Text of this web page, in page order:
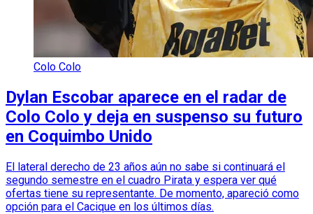
Colo Colo
Dylan Escobar aparece en el radar de
Colo Colo y deja en suspenso su futuro
en Coquimbo Unido
El lateral derecho de 23 años aún no sabe si continuará el
segundo semestre en el cuadro Pirata y espera ver qué
ofertas tiene su representante. De momento, apareció como
opción para el Cacique en los últimos días.